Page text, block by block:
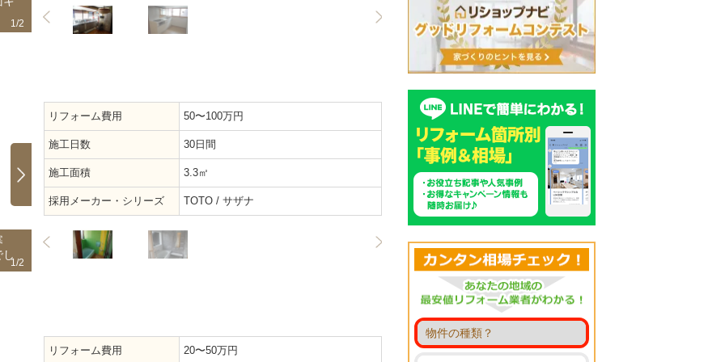
1/2
ろに食器棚や冷蔵庫があるため家事動線が良く
なりました。
ッチンにされたいとのご要望でした。
1/2
1/2
入口は引き戸とし、段差なくお風呂に入れま
す。断熱強化された浴室でヒートショック予防
段差がありタイル貼りの浴室は冬場とても寒
く、ヒートショックなどとても心配な状況でし
1/2
リフォーム費用 50〜100万円
施工日数 30日間
施工面積 3.3㎡
採用メーカー・シリーズ TOTO / サザナ
リフォーム費用 20〜50万円